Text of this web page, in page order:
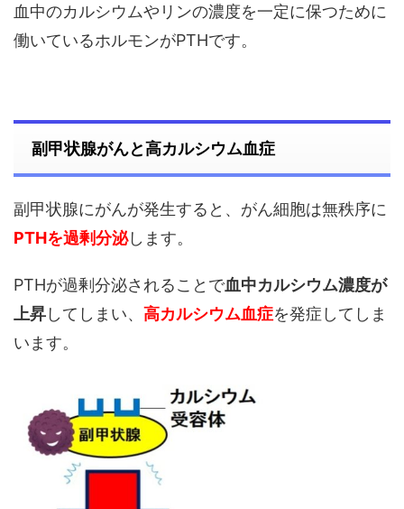
血中のカルシウムやリンの濃度を一定に保つために
働いているホルモンがPTHです。
副甲状腺がんと高カルシウム血症
副甲状腺にがんが発生すると、がん細胞は無秩序に
PTHを過剰分泌します。
PTHが過剰分泌されることで血中カルシウム濃度が
上昇してしまい、 高カルシウム血症を発症してしま
います。